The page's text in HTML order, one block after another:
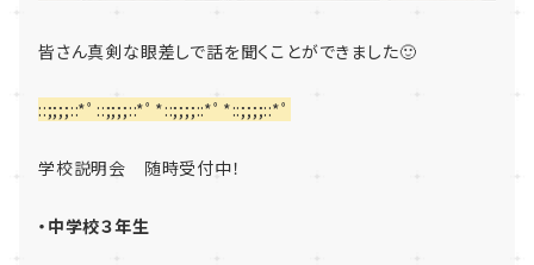
皆さん真剣な眼差しで話を聞くことができました🙂
::;;;;::*ﾟ::;;;;::*ﾟ*::;;;;::*ﾟ*::;;;;::*ﾟ
学校説明会 随時受付中！
・中学校３年生